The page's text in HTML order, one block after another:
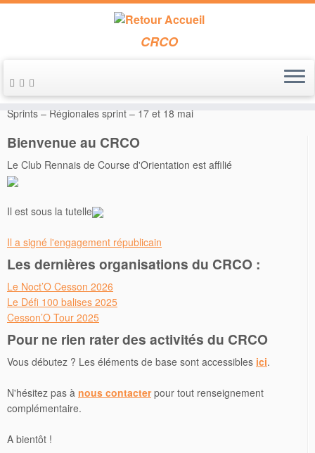
Passer
au
contenu
CRCO
Accueil » Inscriptions » Inscriptions Courses Locales » Calvad’O
Sprints – Régionales sprint – 17 et 18 mai
Bienvenue au CRCO
Le Club Rennais de Course d'Orientation est affilié
Il est sous la tutelle
Il a signé l'engagement républicain
Les dernières organisations du CRCO :
Le Noct’O Cesson 2026
Le Défi 100 balises 2025
Cesson’O Tour 2025
Pour ne rien rater des activités du CRCO
Vous débutez ? Les éléments de base sont accessibles ici.
N'hésitez pas à nous contacterpour tout renseignement
complémentaire.
A bientôt !